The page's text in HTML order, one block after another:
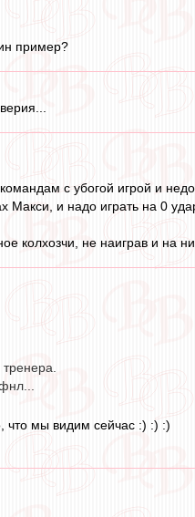
пример?
с убогой игрой и
Макси, и надо играть на 0
колхозчи, не наиграв и на
что мы видим сейчас :) :) :)